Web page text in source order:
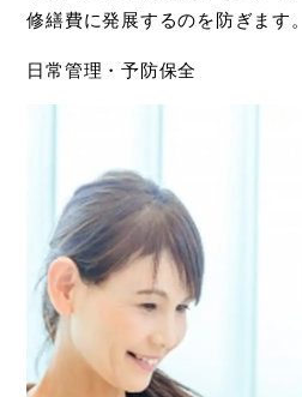
修繕費に発展するのを防ぎます。
日常管理・予防保全